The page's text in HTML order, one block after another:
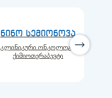
ნინო სემიონოვა
კლინიკური ონკოლოგი,
ქიმიოთერაპევტი